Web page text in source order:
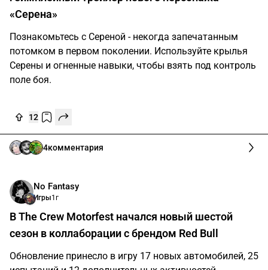
«Серена»
Познакомьтесь с Сереной - некогда запечатанным
потомком в первом поколении. Используйте крылья
Серены и огненные навыки, чтобы взять под контроль
поле боя.
12
4комментария
No Fantasy
Игры1г
В The Crew Motorfest начался новый шестой
сезон в коллаборации с брендом Red Bull
Обновление принесло в игру 17 новых автомобилей, 25